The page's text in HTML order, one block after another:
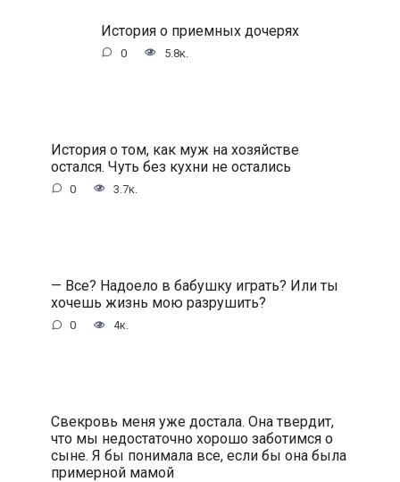
История о приемных дочерях
0 5.8к.
История о том, как муж на хозяйстве
остался. Чуть без кухни не остались
0 3.7к.
— Все? Надоело в бабушку играть? Или ты
хочешь жизнь мою разрушить?
0 4к.
Свекровь меня уже достала. Она твердит,
что мы недостаточно хорошо заботимся о
сыне. Я бы понимала все, если бы она была
примерной мамой